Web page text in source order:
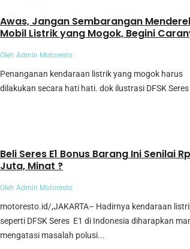
Awas, Jangan Sembarangan
Mobil Listrik yang Mogok, Begini
Oleh Admin Motoresto
Penanganan kendaraan listrik yang mogok harus
dilakukan secara hati hati. dok ilustrasi DFSK Seres
Beli Seres E1 Bonus Barang Ini Senilai
Juta, Minat ?
Oleh Admin Motoresto
motoresto.id/,JAKARTA– Hadirnya kendaraan
seperti DFSK Seres E1 di Indonesia diharapkan
mengatasi masalah polusi...